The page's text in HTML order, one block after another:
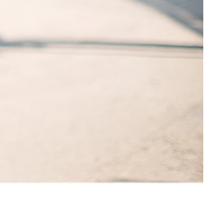
停止該用戶之使用額度並採取法律行